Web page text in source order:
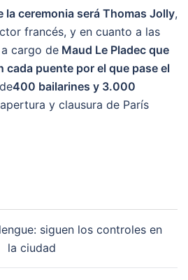
ceremonia será Thomas Jolly,
francés, y en cuanto a las
cargo de Maud Le Pladec que
cada puente por el que pase el
400 bailarines y 3.000
y clausura de París
siguen los controles en
la ciudad